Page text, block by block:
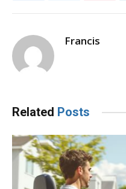
Francis
Related Posts